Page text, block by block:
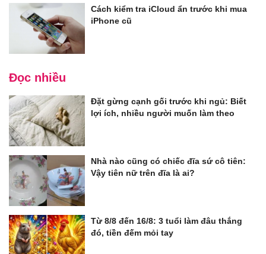
Cách kiểm tra iCloud ẩn trước khi mua
iPhone cũ
Đọc nhiều
Đặt gừng cạnh gối trước khi ngủ: Biết
lợi ích, nhiều người muốn làm theo
Nhà nào cũng có chiếc đĩa sứ cô tiên:
Vậy tiên nữ trên đĩa là ai?
Từ 8/8 đến 16/8: 3 tuổi làm đâu thắng
đó, tiền đếm mỏi tay